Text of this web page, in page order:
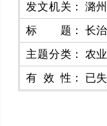
发文机关 ： 潞
标题 ：
长
主题分类 ： 农
有效性 ： 已